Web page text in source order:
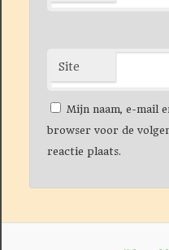
Site
Mijn naam, e-mail
browser voor de
reactie plaats.